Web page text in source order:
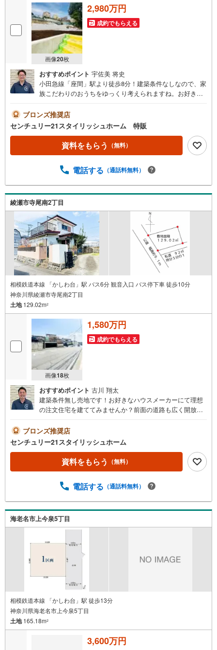
画像20枚
2,980万円
成約でもらえる
おすすめポイント 宇佐美 将史
小田急線「座間」駅より徒歩8分！建築条件なしなので、家
族こだわりのおうちをゆっくり考えられますね。お好きな
辺環境も確認出来るので売地の見学大歓迎です。◆ご見学
について◆平日、土日、早朝、夜間いつでもご見学可能で
す。ご自宅までの送迎等、お気軽にご相談ください。車内
チャイルドシートもございます！お客様のご都合に合わせ
たご提案をさせて頂きます。◆店舗について◆・店舗前お
ビーベッド、その他アメニティ完備・20種類以上の豊富な
◆・スポーツ観戦や劇場のチケットプレゼント・定期メン
テナンスのご案内・火災保険の見直し・ファイナンシャル
プランナー・行政書士相談 など無料の住宅ローン事前審
査がオススメです！審査は簡単！回答は最短1日で出ます！
お気軽にご連絡ください。
ブロンズ推奨店
センチュリー21スタイリッシュホーム 特販
資料をもらう （無料）
電話する （通話料無料）
綾瀬市寺尾南2丁目
相模鉄道本線 「かしわ台」駅 バス6分 観音入口 バス停下車 徒歩10分
神奈川県綾瀬市寺尾南2丁目
土地129.02m2
画像18枚
1,580万円
成約でもらえる
おすすめポイント 古川 翔太
建築条件無し売地です！お好きなハウスメーカーにて理想
の注文住宅を建ててみませんか？前面の道路も広く開放的
も安心の好立地！◆ご見学について◆平日、土日、早朝、
夜間いつでもご見学可能です。ご自宅までの送迎等、お気
軽にご相談ください。車内チャイルドシートもございま
す！お客様のご都合に合わせたご提案をさせて頂きます。
◆店舗について◆・店舗前お客様専用駐車場10台完備・個
ィ完備・20種類以上の豊富なドリンクご用意ございま
チケットプレゼント・定期メンテナンスのご案内・火災保
険の見直し・ファイナンシャルプランナー・行政書士相
は簡単！回答は最短1日で出ます！お気軽にご連絡くださ
い。
ブロンズ推奨店
センチュリー21スタイリッシュホーム
資料をもらう （無料）
電話する （通話料無料）
海老名市上今泉5丁目
相模鉄道本線 「かしわ台」駅 徒歩13分
神奈川県海老名市上今泉5丁目
土地165.18m2
3,600万円